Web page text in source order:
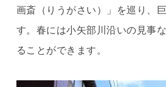
画斎（りうがさい）」を巡り、
す。春には小矢部川沿いの見事
ることができます。